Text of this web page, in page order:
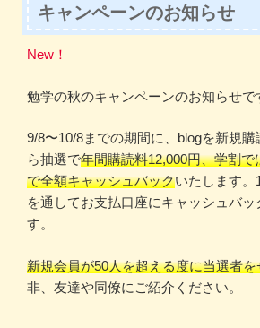
シ
ョ
ン
キャンペーンのお知らせ
New！
勉学の秋のキャンペーンのお知らせで
9/8〜10/8までの期間に、blogを新規
ら抽選で年間購読料12,000円、学割で
で全額キャッシュバックいたします
を通してお支払口座にキャッシュバッ
す。
新規会員が50人を超える度に当選者を
非、友達や同僚にご紹介ください。